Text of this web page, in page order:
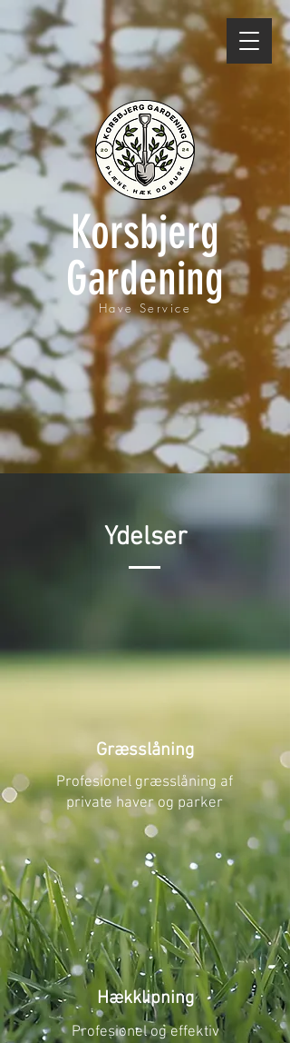
Korsbjerg
Gardening
Have Service
Ydelser
Græsslåning
Profesionel græsslåning af
private haver og parker
Hækklipning
Profesionel og effektiv